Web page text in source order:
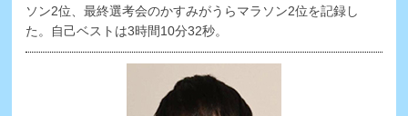
ソン2位、最終選考会のかすみがうらマラソン2位を記録し
た。自己ベストは3時間10分32秒。